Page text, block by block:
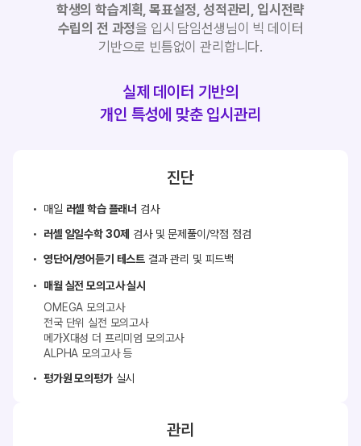
학생의 학습계획, 목표설정, 성적관리, 입시전략
수립의 전 과정을 입시 담임선생님이 빅 데이터
기반으로 빈틈없이 관리합니다.
실제 데이터 기반의
개인 특성에 맞춘 입시관리
진단
매일 러셀 학습 플래너 검사
러셀 일일수학 30제
검사 및문제풀이/약점 점검
영단어/영어듣기 테스트 결과 관리 및 피드백
매월 실전 모의고사 실시
OMEGA 모의고사
전국 단위 실전 모의고사
메가X대성 더 프리미엄 모의고사
ALPHA 모의고사 등
평가원 모의평가실시
관리